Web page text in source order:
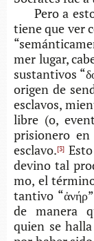
Pero a
tiene que ver
mer lugar,
sus­tan­ti­vos
ori­gen de
escla­vos,
libre (o,
pri­sio­ne­ro
esclavo.[3]
devino tal
mo, el
tan­ti­vo
de mane­ra
quien se